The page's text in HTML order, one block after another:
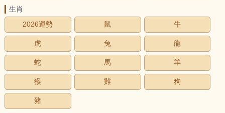
生肖
2026運勢
鼠 牛
虎 兔 龍
蛇 馬 羊
猴 雞 狗
豬